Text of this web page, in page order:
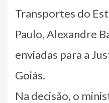
Transportes do
Paulo, Alexandre
enviadas para a
Goiás.
Na decisão, o